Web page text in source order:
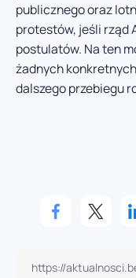
publicznego oraz
protestów, jeśli rząd
postulatów. Na ten
żadnych
dalszego przebiegu